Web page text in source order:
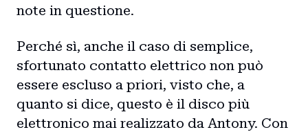
note in questione.
Perché sì, anche il caso di semplice,
sfortunato contatto elettrico non può
essere escluso a priori, visto che, a
quanto si dice, questo è il disco più
elettronico mai realizzato da Antony. Con